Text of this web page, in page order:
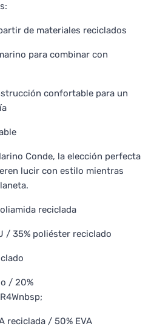
de materiales reciclados
para combinar con
confortable para un
Conde, la elección perfecta
lucir con estilo mientras
reciclada
/ 35% poliéster reciclado
/ 20%
reciclada / 50% EVA